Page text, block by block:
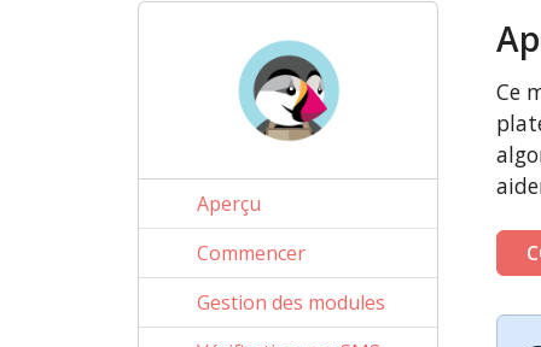
Aperçu
Commencer
Gestion des modules
Ce